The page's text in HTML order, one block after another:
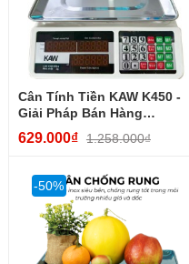
Cân Tính Tiền KAW K450 -
Giải Pháp Bán Hàng
Chuyên Nghiệp
629.000₫ 1.258.000₫
-50%